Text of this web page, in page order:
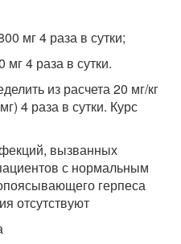
мг 4 раза в сутки;
мг 4 раза в сутки.
из расчета 20 мг/кг
4 раза в сутки. Курс
вызванных
с нормальным
герпеса
отсутствуют